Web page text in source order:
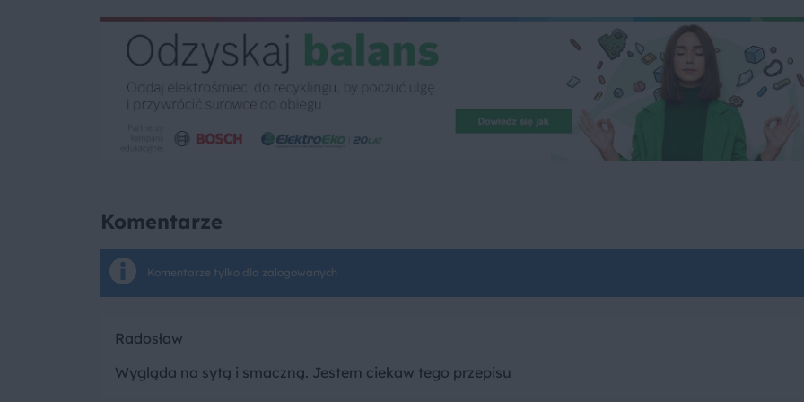
Komentarze
Komentarze tylko dla zalogowanych
Radosław
Wygląda na sytą i smaczną. Jestem ciekaw tego przepisu